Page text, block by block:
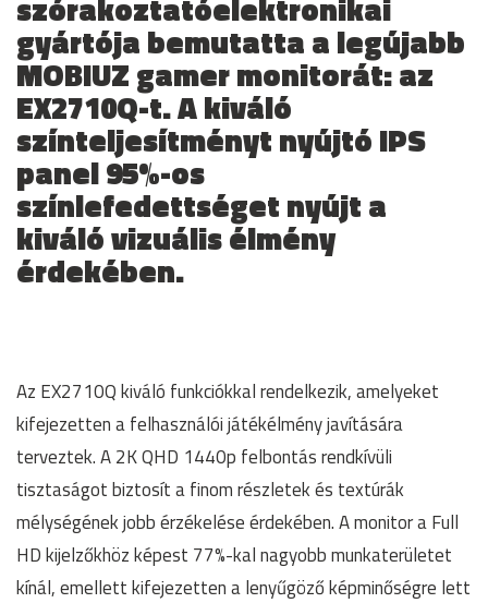
gyártója bemutatta a legújabb
MOBIUZ gamer monitorát: az
EX2710Q-t. A kiváló
színteljesítményt nyújtó IPS
panel 95%-os
színlefedettséget nyújt a
kiváló vizuális élmény
érdekében.
Az EX2710Q kiváló funkciókkal rendelkezik, amelyeket
kifejezetten a felhasználói játékélmény javítására
terveztek. A 2K QHD 1440p felbontás rendkívüli
tisztaságot biztosít a finom részletek és textúrák
mélységének jobb érzékelése érdekében. A monitor a Full
HD kijelzőkhöz képest 77%-kal nagyobb munkaterületet
kínál, emellett kifejezetten a lenyűgöző képminőségre lett